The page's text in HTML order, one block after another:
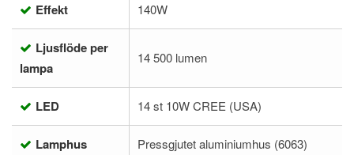
Effekt 140W
Ljusflöde per
lampa
14 500 lumen
LED 14 st 10W CREE (USA)
Lamphus Pressgjutet aluminiumhus (6063)